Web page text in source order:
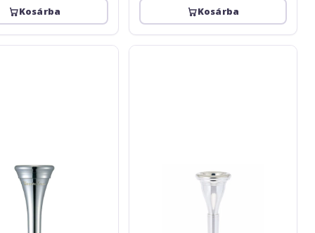
Kosárba Kosárba
Bruno